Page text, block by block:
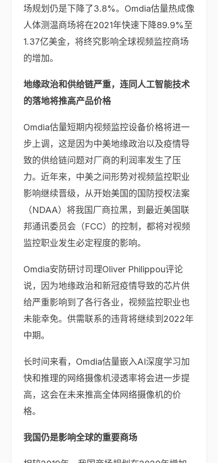
场规划仍是下降了3.8%。Omdia估量热成像
人体测温商场将在2021年快速下降89.9%至
1.37亿美金，将终究影响全球视频监控商场
的增加。
地缘政治和供给链严重，连同人工智能技术
的落地将推高产品价格
Omdia估量短期内视频监控设备价格将进一
步上调，这是因为中美地缘政治以及疫情导
致的供给链问题对厂商的利润率发生了压
力。近年来，中美之间形势对视频监控职业
影响继续晋级，从开始美国的国防授权法案
（NDAA）将我国厂商拉黑，到最近美国联
邦通讯委员会（FCC）的控制，都将对视频
监控职业发生必定程度的影响。
Omdia安防研讨司理Oliver Philippou评论
说，因为地缘政治和新冠疫情导致的芯片供
给严重影响到了各行各业，视频监控职业也
未能幸免。供需联系的违背将继续到2022年
中期。
长时间来看，Omdia估量嵌入AI深度学习加
快和推理的网络摄像机浸透率将会进一步提
高，这会在未来推高全体网络摄像机的价
格。
我国仍是影响全球的重要商场